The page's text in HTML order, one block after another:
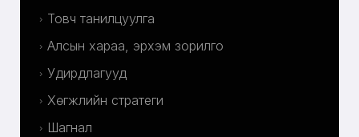
Товч танилцуулга
Алсын хараа, эрхэм зорилго
Удирдлагууд
Хөгжлийн стратеги
Шагнал